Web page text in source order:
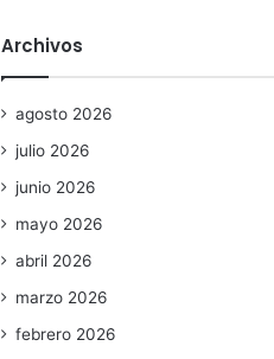
Archivos
agosto 2026
julio 2026
junio 2026
mayo 2026
abril 2026
marzo 2026
febrero 2026